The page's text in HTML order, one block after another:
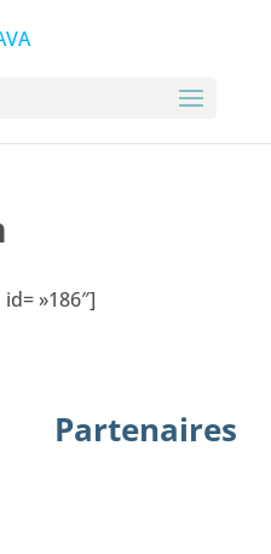
»186″]
Partenaires